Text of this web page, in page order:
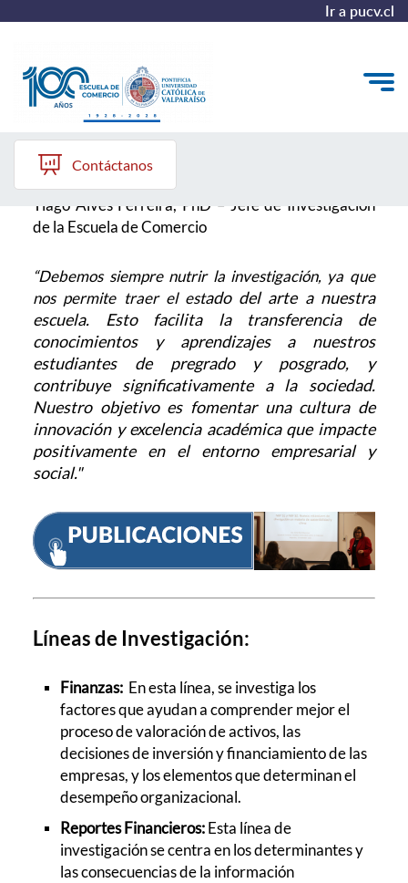
Ir a pucv.cl
Quiénes somos
Vinculación con el Medio
Formación Continua
Postgrados
ALUMNI
Contáctanos
Investigación
Tiago Alves Ferreira, PhD – Jefe de Investigación
de la Escuela de Comercio
“Debemos siempre nutrir la investigación, ya que
nos permite traer el estado del arte a nuestra
escuela. Esto facilita la transferencia de
conocimientos y aprendizajes a nuestros
estudiantes de pregrado y posgrado, y
contribuye significativamente a lasociedad.
Nuestro objetivo es fomentar una cultura de
innovación y excelencia académica que impacte
positivamente en el entorno empresarial y
social."
Líneas de Investigación:
Finanzas: En esta línea, se investiga los
factores que ayudan a comprender mejor el
proceso de valoración de activos, las
decisiones de inversión y financiamiento de las
empresas, y los elementos que determinan el
desempeño organizacional.
Reportes Financieros:Esta línea de
investigación se centra en los determinantes y
las consecuencias de la información